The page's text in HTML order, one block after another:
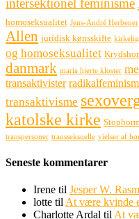
intersektionel feminisme
homoseksualitet Jens-André Herbener
Allen juridisk kønsskifte
og homoseksualitet
danmark maria hjerte kloster
transaktivister
transaktivisme
katolske kirke
transpersoner transseksuelle vielser af
Seneste kommentarer
Irene til Jesper W.
lotte til At være kvinde
Charlotte Ardal til At